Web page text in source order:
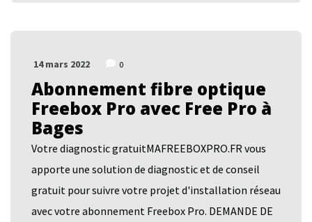
14 mars 2022 0
Abonnement fibre optique
Freebox Pro avec Free Pro à
Bages
Votre diagnostic gratuitMAFREEBOXPRO.FR vous
apporte une solution de diagnostic et de conseil
gratuit pour suivre votre projet d'installation réseau
avec votre abonnement Freebox Pro. DEMANDE DE